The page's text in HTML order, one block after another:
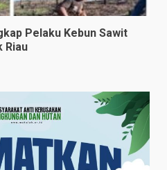
Pelaku Kebun Sawit
Riau